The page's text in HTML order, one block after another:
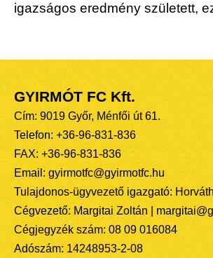
igazságos eredmény született,
GYIRMÓT FC Kft.
Cím: 9019 Győr, Ménfői út 61.
Telefon: +36-96-831-836
FAX: +36-96-831-836
Email: gyirmotfc@gyirmotfc.hu
Tulajdonos-ügyvezető igazgató:
Cégvezető: Margitai Zoltán |
Cégjegyzék szám: 08 09 016084
Adószám: 14248953-2-08